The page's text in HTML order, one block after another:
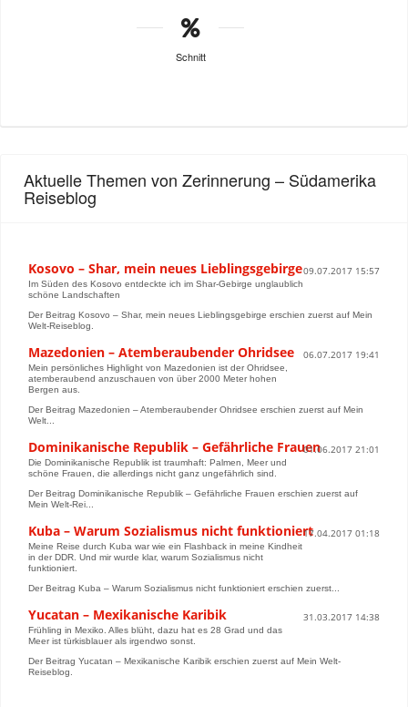
Schnitt
Aktuelle Themen von Zerinnerung – Südamerika
Reiseblog
Kosovo – Shar, mein neues Lieblingsgebirge09.07.2017 15:57
Im Süden des Kosovo entdeckte ich im Shar-Gebirge unglaublich
schöne Landschaften
Der Beitrag Kosovo – Shar, mein neues Lieblingsgebirge erschien zuerst auf Mein
Welt-Reiseblog.
Mazedonien – Atemberaubender Ohridsee 06.07.2017 19:41
Mein persönliches Highlight von Mazedonien ist der Ohridsee,
atemberaubend anzuschauen von über 2000 Meter hohen
Bergen aus.
Der Beitrag Mazedonien – Atemberaubender Ohridsee erschien zuerst auf Mein
Welt...
Dominikanische Republik – Gefährliche Frauen01.06.2017 21:01
Die Dominikanische Republik ist traumhaft: Palmen, Meer und
schöne Frauen, die allerdings nicht ganz ungefährlich sind.
Der Beitrag Dominikanische Republik – Gefährliche Frauen erschien zuerst auf
Mein Welt-Rei...
Kuba – Warum Sozialismus nicht funktioniert17.04.2017 01:18
Meine Reise durch Kuba war wie ein Flashback in meine Kindheit
in der DDR. Und mir wurde klar, warum Sozialismus nicht
funktioniert.
Der Beitrag Kuba – Warum Sozialismus nicht funktioniert erschien zuerst...
Yucatan – Mexikanische Karibik 31.03.2017 14:38
Frühling in Mexiko. Alles blüht, dazu hat es 28 Grad und das
Meer ist türkisblauer als irgendwo sonst.
Der Beitrag Yucatan – Mexikanische Karibik erschien zuerst auf Mein Welt-
Reiseblog.